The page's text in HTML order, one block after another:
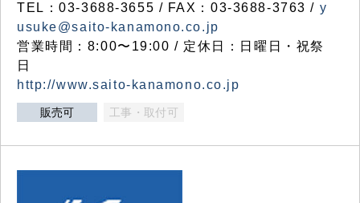
TEL：03-3688-3655 / FAX：03-3688-3763 / y
usuke@saito-kanamono.co.jp
営業時間：8:00〜19:00 / 定休日：日曜日・祝祭
日
http://www.saito-kanamono.co.jp
販売可 工事・取付可